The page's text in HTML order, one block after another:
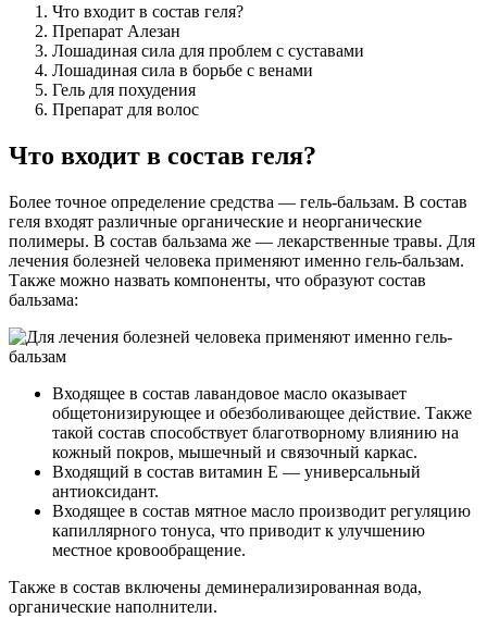
Что входит в состав геля?
Препарат Алезан
Лошадиная сила для проблем с суставами
Лошадиная сила в борьбе с венами
Гель для похудения
Препарат для волос
Что входит в состав геля?
Более точное определение средства — гель-бальзам. В состав
геля входят различные органические и неорганические
полимеры. В состав бальзама же — лекарственные травы. Для
лечения болезней человека применяют именно гель-бальзам.
Также можно назвать компоненты, что образуют состав
бальзама:
Входящее в состав лавандовое масло оказывает
общетонизирующее и обезболивающее действие. Также
такой состав способствует благотворному влиянию на
кожный покров, мышечный и связочный каркас.
Входящий в состав витамин Е — универсальный
антиоксидант.
Входящее в состав мятное масло производит регуляцию
капиллярного тонуса, что приводит к улучшению
местное кровообращение.
Также в состав включены деминерализированная вода,
органические наполнители.